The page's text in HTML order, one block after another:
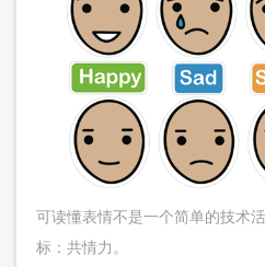
可读懂表情不是一个简单的技术
标：共情力。